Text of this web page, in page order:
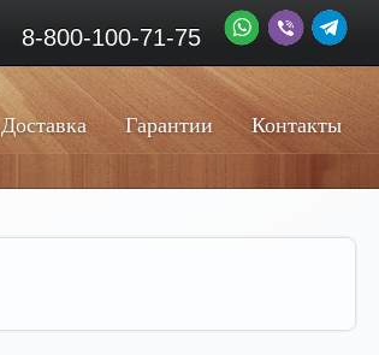
8-800-100-71-75
Доставка Гарантии Контакты